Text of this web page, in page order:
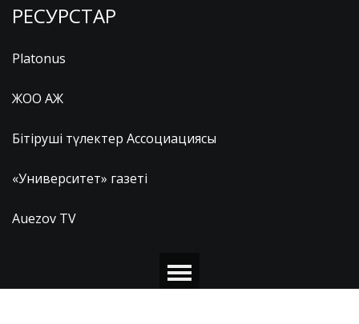
РЕСУРСТАР
Platonus
ЖОО АЖ
Бітіруші түлектер Ассоциациясы
«Университет» газеті
Auezov TV